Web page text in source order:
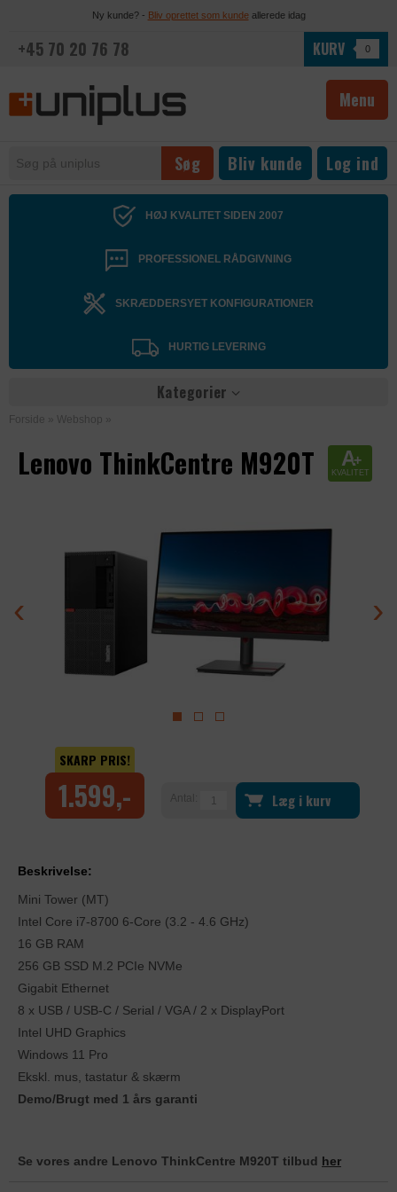
Ny kunde? - Bliv oprettet som kundeallerede idag
+45 70 20 76 78 KURV 0
Menu
Bliv kunde Log ind
HØJ KVALITET SIDEN 2007
PROFESSIONEL RÅDGIVNING
SKRÆDDERSYET KONFIGURATIONER
HURTIG LEVERING
Kategorier
Forside » Webshop »
Lenovo ThinkCentre M920T A+
KVALITET
‹ ›
SKARP PRIS!
1.599,- Læg i kurv
Beskrivelse:
Mini Tower (MT)
Intel Core i7-8700 6-Core (3.2 - 4.6 GHz)
16 GB RAM
256 GB SSD M.2 PCIe NVMe
Gigabit Ethernet
8 x USB / USB-C / Serial / VGA / 2 x DisplayPort
Intel UHD Graphics
Windows 11 Pro
Ekskl. mus, tastatur & skærm
Demo/Brugt med 1 års garanti
Se vores andre Lenovo ThinkCentre M920T tilbud her